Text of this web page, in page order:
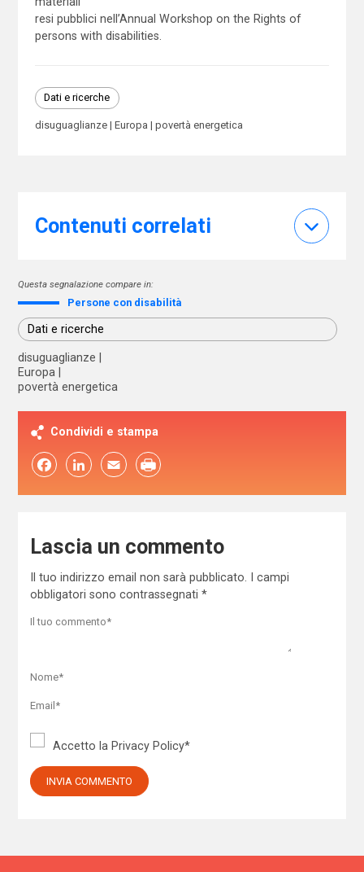
resi pubblici nell’Annual Workshop on the Rights of
persons with disabilities.
Dati e ricerche
disuguaglianze Europa povertà energetica
Contenuti correlati
Questa segnalazione compare in:
Persone con disabilità
Dati e ricerche
disuguaglianze
Europa
povertà energetica
Condividi e stampa
FacebookLinkedIn Email
Lascia un commento
Il tuo indirizzo email non sarà pubblicato.
I campi
obbligatori sono contrassegnati *
Accetto la Privacy Policy*